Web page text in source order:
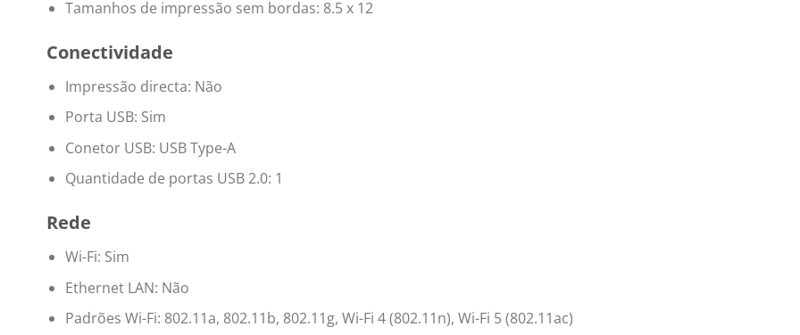
Tamanhos de impressão sem bordas: 8.5 x 12
Conectividade
Impressão directa: Não
Porta USB: Sim
Conetor USB: USB Type-A
Quantidade de portas USB 2.0: 1
Rede
Wi-Fi: Sim
Ethernet LAN: Não
Padrões Wi-Fi: 802.11a, 802.11b, 802.11g, Wi-Fi 4 (802.11n), Wi-Fi 5 (802.11ac)